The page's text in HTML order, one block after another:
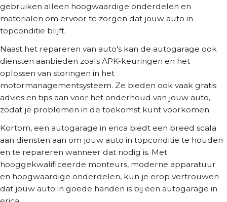
gebruiken alleen hoogwaardige onderdelen en
materialen om ervoor te zorgen dat jouw auto in
topconditie blijft.
Naast het repareren van auto's kan de autogarage ook
diensten aanbieden zoals APK-keuringen en het
oplossen van storingen in het
motormanagementsysteem. Ze bieden ook vaak gratis
advies en tips aan voor het onderhoud van jouw auto,
zodat je problemen in de toekomst kunt voorkomen.
Kortom, een autogarage in erica biedt een breed scala
aan diensten aan om jouw auto in topconditie te houden
en te repareren wanneer dat nodig is. Met
hooggekwalificeerde monteurs, moderne apparatuur
en hoogwaardige onderdelen, kun je erop vertrouwen
dat jouw auto in goede handen is bij een autogarage in